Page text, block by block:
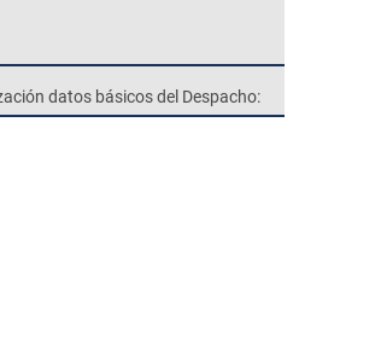
datos básicos del Despacho: